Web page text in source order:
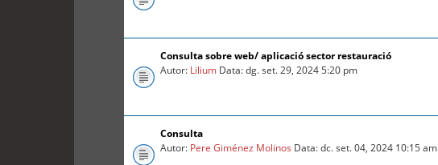
Consulta sobre web/ aplicació sector restauració
Autor: Lilium Data: dg. set. 29, 2024 5:20 pm
Consulta
Autor: Pere Giménez Molinos Data: dc. set. 04, 2024 10:15 am